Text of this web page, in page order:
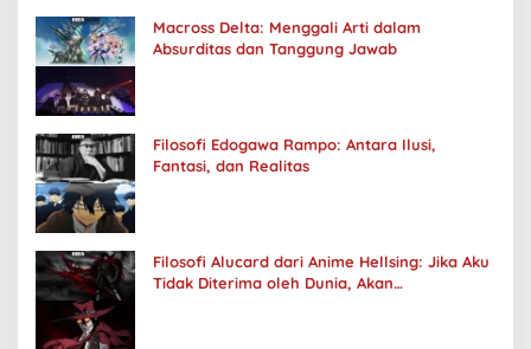
Macross Delta: Menggali Arti dalam
Absurditas dan Tanggung Jawab
Filosofi Edogawa Rampo: Antara Ilusi,
Fantasi, dan Realitas
Filosofi Alucard dari Anime Hellsing: Jika Aku
Tidak Diterima oleh Dunia, Akan